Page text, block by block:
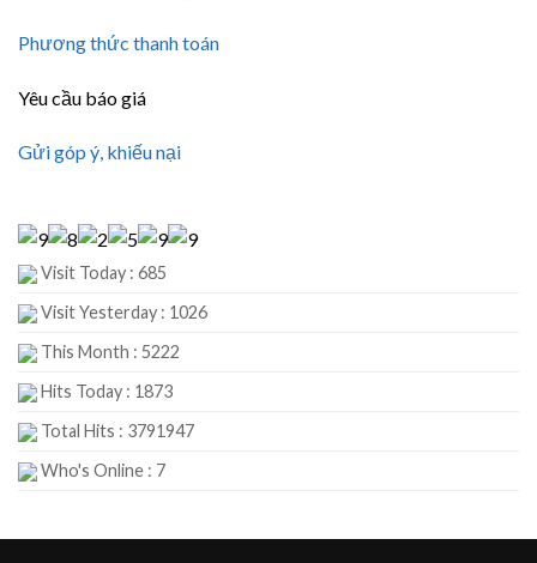
Phương thức thanh toán
Yêu cầu báo giá
Gửi góp ý, khiếu nại
Visit Today : 685
Visit Yesterday : 1026
This Month : 5222
Hits Today : 1873
Total Hits : 3791947
Who's Online : 7